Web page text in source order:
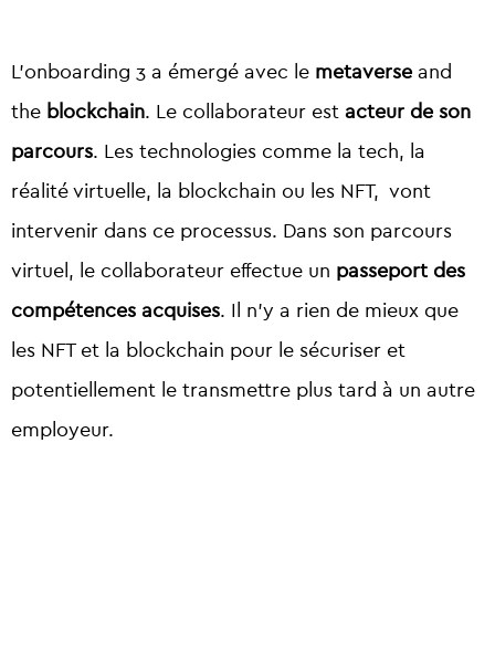
L’onboarding 3 a émergé avec le metaverse and
the blockchain. Le collaborateur est acteur de son
parcours. Les technologies comme la tech, la
réalité virtuelle, la blockchain ou les NFT, vont
intervenir dans ce processus. Dans son parcours
virtuel, le collaborateur effectue un passeport des
compétences acquises. Il n’y a rien de mieux que
les NFT et la blockchain pour le sécuriser et
potentiellement le transmettre plus tard à un autre
employeur.